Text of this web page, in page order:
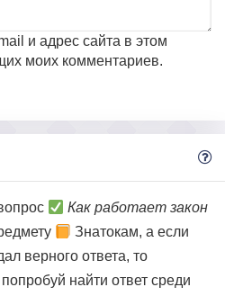
и адрес сайта в этом
моих комментариев.
Как работает закон
Знатокам, а если
верного ответа, то
найти ответ среди